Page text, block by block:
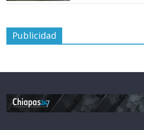
Publicidad